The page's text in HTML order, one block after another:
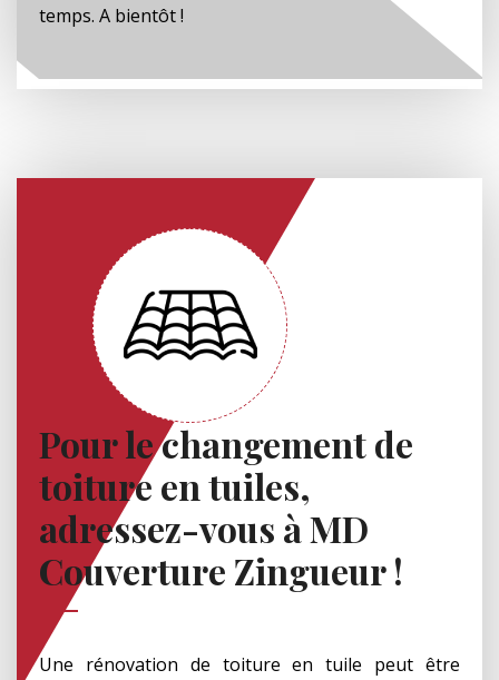
temps. A bientôt !
Pour le changement de
toiture en tuiles,
adressez-vous à MD
Couverture Zingueur !
Une rénovation de toiture en tuile peut être